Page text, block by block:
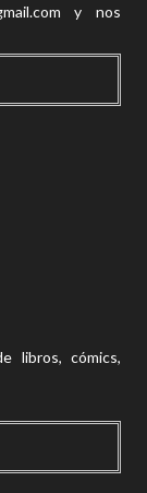
y nos
libros, cómics,